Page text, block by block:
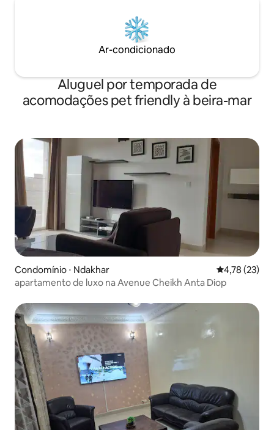
Ar-condicionado
Aluguel por temporada de
acomodações pet friendly à beira-mar
Condomínio ⋅ Ndakhar 4,78 de uma
4,78 (23)
apartamento de luxo na Avenue Cheikh Anta Diop